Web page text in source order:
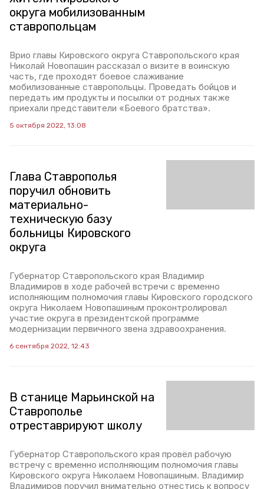
округа мобилизованным
ставропольцам
Врио главы Кировского округа Ставропольского края
Николай Новопашин рассказал о визите в воинскую
часть, где проходят боевое слаживание
мобилизованные ставропольцы. Проведать бойцов и
передать им продукты и посылки от родных также
приехали представители «Боевого братства».
5 октября 2022, 13:08
Глава Ставрополья
поручил обновить
материально-
техническую базу
больницы Кировского
округа
Губернатор Ставропольского края Владимир
Владимиров в ходе рабочей встречи с временно
исполняющим полномочия главы Кировского городского
округа Николаем Новопашиным проконтролировал
участие округа в президентской программе
модернизации первичного звена здравоохранения.
6 сентября 2022, 12:43
В станице Марьинской на
Ставрополье
отреставрируют школу
Губернатор Ставропольского края провёл рабочую
встречу с временно исполняющим полномочия главы
Кировского округа Николаем Новопашиным. Владимир
Владимиров поручил внимательно отнестись к вопросу